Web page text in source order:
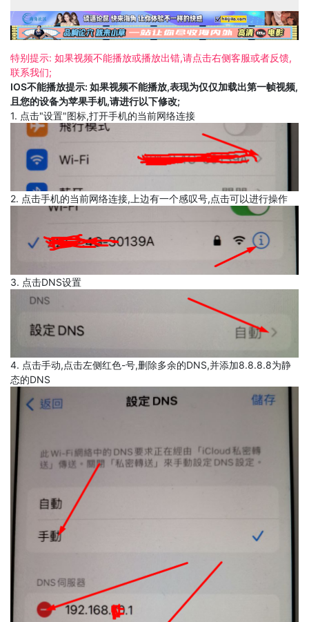
特别提示: 如果视频不能播放或播放出错,请点击右侧客服或者反馈,
联系我们;
IOS不能播放提示: 如果视频不能播放,表现为仅仅加载出第一帧视频,
且您的设备为苹果手机,请进行以下修改;
1. 点击"设置"图标,打开手机的当前网络连接
2. 点击手机的当前网络连接,上边有一个感叹号,点击可以进行操作
3. 点击DNS设置
4. 点击手动,点击左侧红色-号,删除多余的DNS,并添加8.8.8.8为静
态的DNS